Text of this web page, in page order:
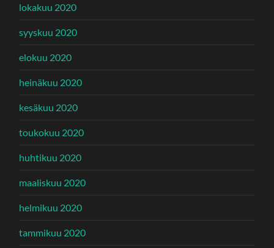
lokakuu 2020
syyskuu 2020
elokuu 2020
heinäkuu 2020
kesäkuu 2020
toukokuu 2020
huhtikuu 2020
maaliskuu 2020
helmikuu 2020
tammikuu 2020